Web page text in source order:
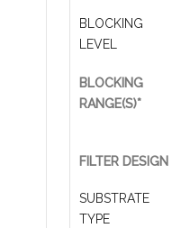
BLOCKING
LEVEL
BLOCKING
RANGE(S)*
FILTER DESIGN
SUBSTRATE
TYPE